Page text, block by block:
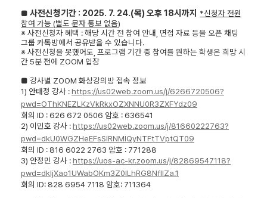
■ 사전신청기간 : 2025. 7. 24.(목) 오후 18시까지 *신청자 전원
참여 가능 (별도 문자 통보 없음)
※사전신청자 혜택 :해당 시간 전 참여 안내 면접 자료 등을 오픈 채팅
그룹 카톡방에서 공유받을 수 있습니다.
※사전신청을 못했어도 프로그램 기간 중 참여를 원하는 학생은 희망 시
간5분 전에 ZOOM 입장
■ 강사별 ZOOM 화상강의방 접속 정보
1) 안태정 강사 :https://us02web.zoom.us/j/6266720506?
pwd=OThKNEZLKzVkRkxOZXNNU0R3ZXFYdz09
회의 ID : 626 672 0506 암호 : 636541
2) 이민호 강사 :https://us02web.zoom.us/j/81660222763?
pwd=dkU0WGZHeEFsSlRNMlQyNTFtTVptQT09
회의 ID : 816 6022 2763 암호 : 771288
3) 안정민 강사 :https://uos-ac-kr.zoom.us/j/82869547118?
pwd=dkljXao1UWabOKm3Z0ILhRG8NflIZa.1
회의 ID: 828 6954 7118 암호: 711364